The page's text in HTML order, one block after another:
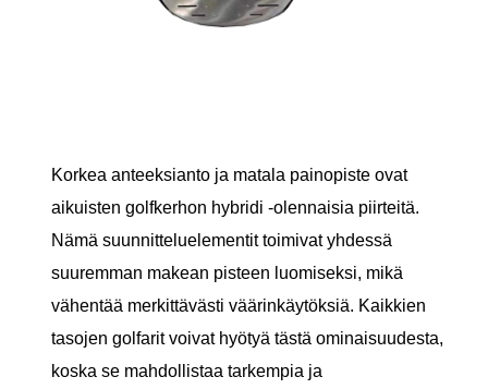
Korkea anteeksianto ja matala painopiste ovat
aikuisten golfkerhon hybridi -olennaisia ​​piirteitä.
Nämä suunnitteluelementit toimivat yhdessä
suuremman makean pisteen luomiseksi, mikä
vähentää merkittävästi väärinkäytöksiä. Kaikkien
tasojen golfarit voivat hyötyä tästä ominaisuudesta,
koska se mahdollistaa tarkempia ja